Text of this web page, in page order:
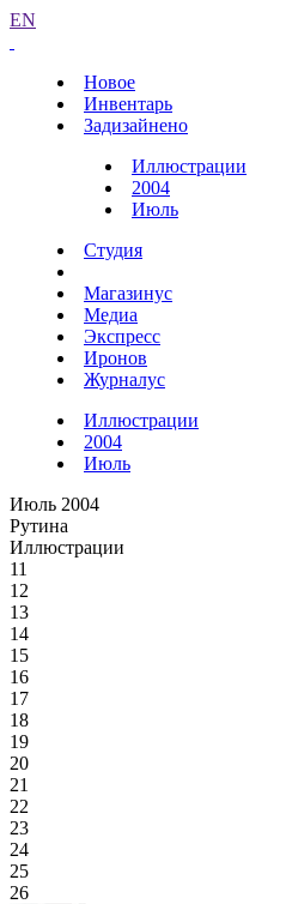
EN
Новое
Инвентарь
Задизайнено
Иллюстрации
2004
Июль
Студия
Магазинус
Медиа
Экспресс
Иронов
Журналус
Иллюстрации
2004
Июль
Июль 2004
Рутина
Иллюстрации
11
12
13
14
15
16
17
18
19
20
21
22
23
24
25
26